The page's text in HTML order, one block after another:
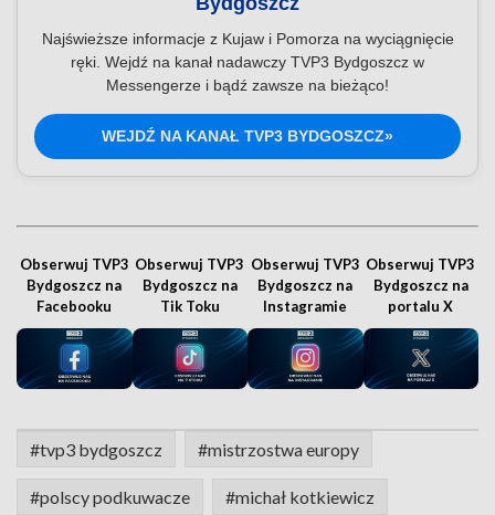
Najświeższe informacje z Kujaw i Pomorza na wyciągnięcie
ręki. Wejdź na kanał nadawczy TVP3 Bydgoszcz w
Messengerze i bądź zawsze na bieżąco!
WEJDŹ NA KANAŁ TVP3 BYDGOSZCZ»
Obserwuj TVP3
Bydgoszcz na
Facebooku
Obserwuj TVP3
Bydgoszcz na
Tik Toku
Obserwuj TVP3
Bydgoszcz na
Instagramie
Obserwuj TVP3
Bydgoszcz na
portalu X
#tvp3 bydgoszcz #mistrzostwa europy
#polscy podkuwacze #michał kotkiewicz